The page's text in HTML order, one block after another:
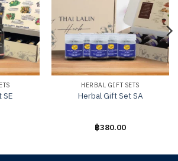
SE
HERBAL GIFT SETS
Herbal Gift Set SA
ให้
ตั้งแต่
฿380.00